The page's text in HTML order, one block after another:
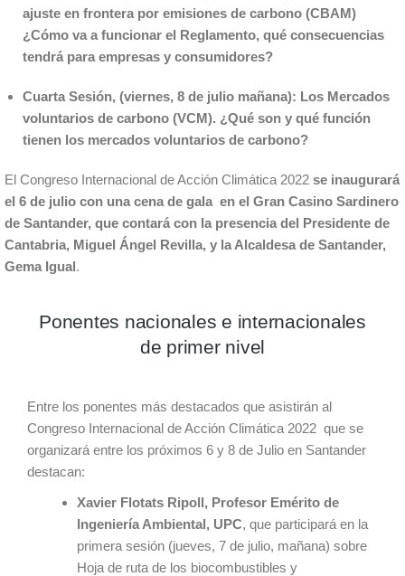
ajuste en frontera por emisiones de carbono (CBAM)
¿Cómo va a funcionar el Reglamento, qué consecuencias
tendrá para empresas y consumidores?
Cuarta Sesión, (viernes, 8 de julio mañana): Los Mercados
voluntarios de carbono (VCM). ¿Qué son y qué función
tienen los mercados voluntarios de carbono?
El Congreso Internacional de Acción Climática 2022 se inaugurará
el 6 de julio con una cena de gala en el Gran Casino Sardinero
de Santander, que contará con la presencia del Presidente de
Cantabria, Miguel Ángel Revilla, y la Alcaldesa de Santander,
Gema Igual.
Ponentes nacionales e internacionales
de primer nivel
Entre los ponentes más destacados que asistirán al
Congreso Internacional de Acción Climática 2022 que se
organizará entre los próximos 6 y 8 de Julio en Santander
destacan:
Xavier Flotats Ripoll, Profesor Emérito de
Ingeniería Ambiental, UPC, que participará en la
primera sesión (jueves, 7 de julio, mañana) sobre
Hoja de ruta de los biocombustibles y